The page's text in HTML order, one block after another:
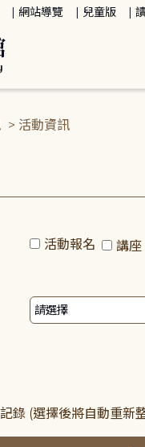
網站導覽 兒童版
> 活動資訊
活動報名 講座
錄 (選擇後將自動重新